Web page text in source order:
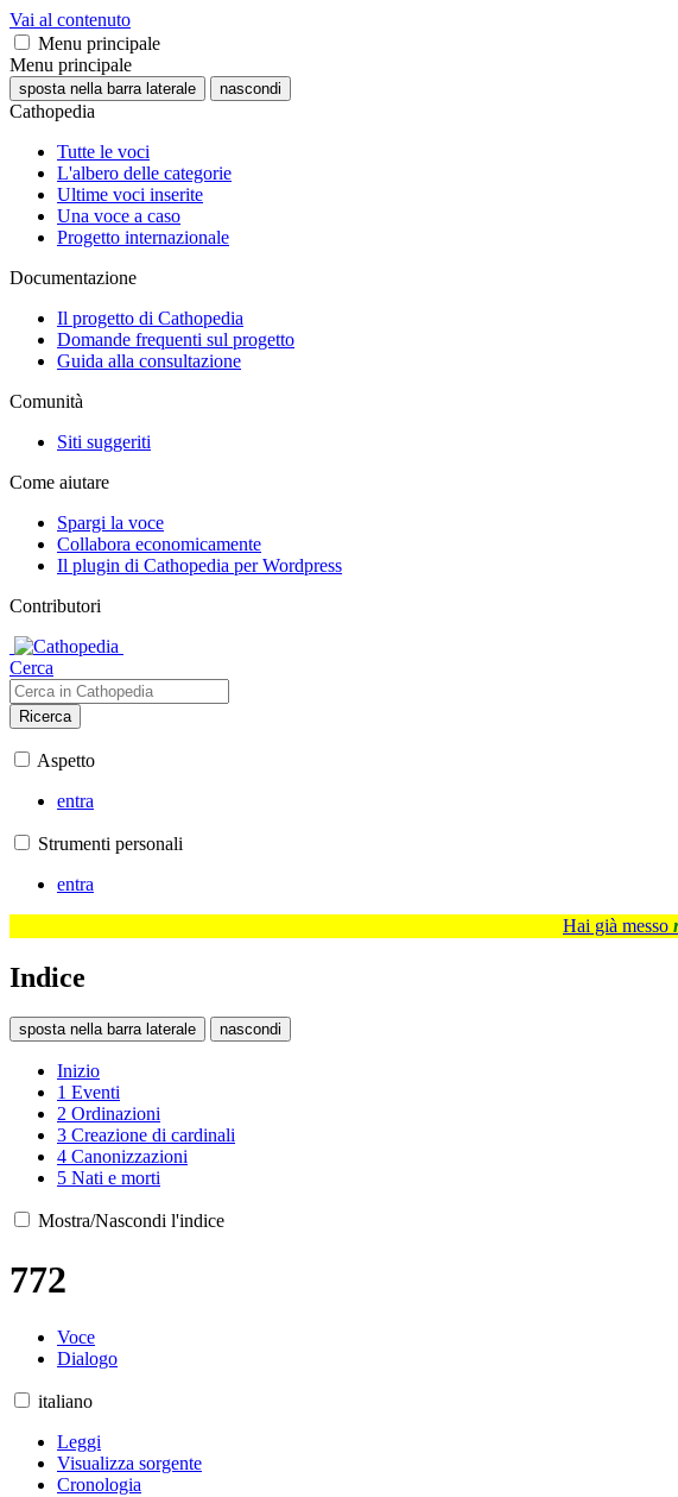
Vai al contenuto
Menu principale
Menu principale
sposta nella barra laterale nascondi
Cathopedia
Tutte le voci
L'albero delle categorie
Ultime voci inserite
Una voce a caso
Progetto internazionale
Documentazione
Il progetto di Cathopedia
Domande frequenti sul progetto
Guida alla consultazione
Comunità
Siti suggeriti
Come aiutare
Spargi la voce
Collabora economicamente
Il plugin di Cathopedia per Wordpress
Contributori
Cerca
Ricerca
Aspetto
entra
Strumenti personali
entra
Hai già messo
Indice
sposta nella barra laterale nascondi
Inizio
1 Eventi
2 Ordinazioni
3 Creazione di cardinali
4 Canonizzazioni
5 Nati e morti
Mostra/Nascondi l'indice
772
Voce
Dialogo
italiano
Leggi
Visualizza sorgente
Cronologia